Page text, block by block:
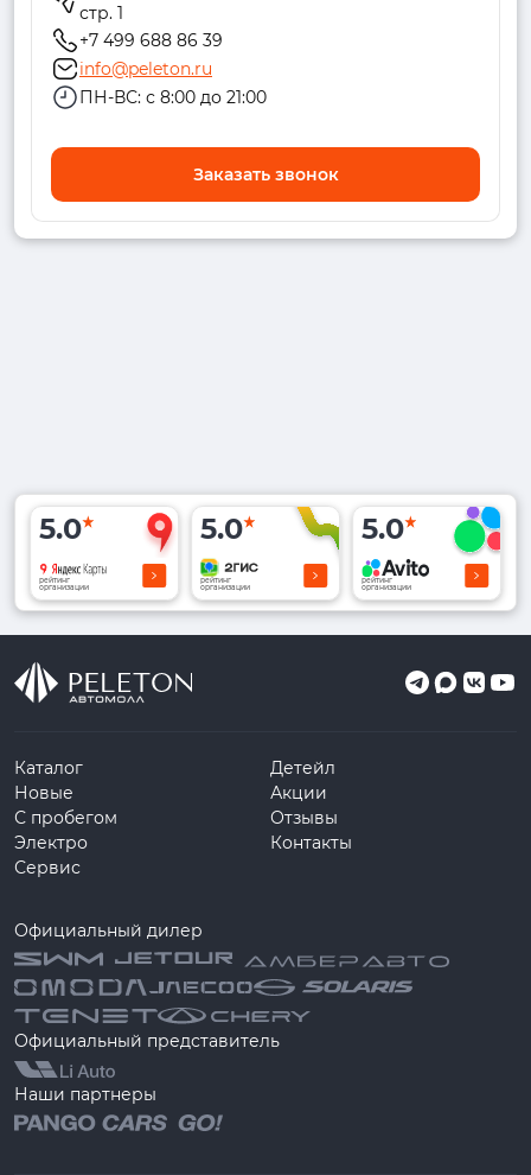
стр. 1
+7 499 688 86 39
info@peleton.ru
ПН-ВС: с 8:00 до 21:00
Заказать звонок
5.0
рейтинг
организации
5.0
рейтинг
организации
5.0
рейтинг
организации
Каталог
Новые
С пробегом
Электро
Сервис
Детейл
Акции
Отзывы
Контакты
Официальный дилер
Официальный представитель
Наши партнеры